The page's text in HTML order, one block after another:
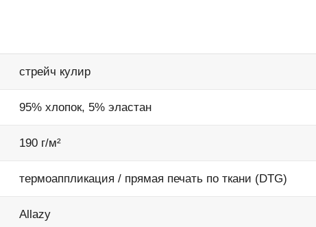
стрейч кулир
95% хлопок, 5% эластан
190 г/м²
термоаппликация / прямая печать по ткани (DTG)
Allazy